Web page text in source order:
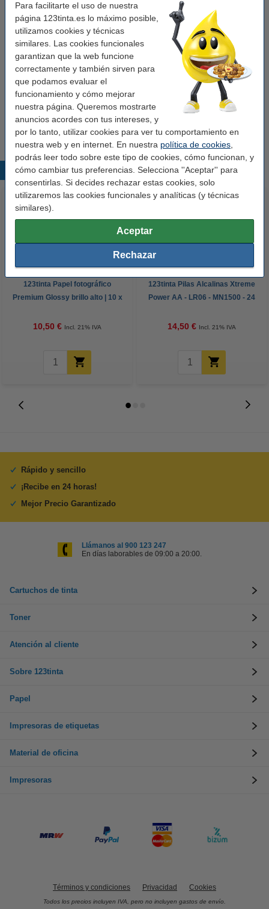
Para facilitarte el uso de nuestra
página 123tinta.es lo máximo posible,
utilizamos cookies y técnicas
similares. Las cookies funcionales
garantizan que la web funcione
correctamente y también sirven para
que podamos evaluar el
funcionamiento y cómo mejorar
nuestra página. Queremos mostrarte
anuncios acordes con tus intereses, y
por lo tanto, utilizar cookies para ver tu comportamiento en
nuestra web y en internet. En nuestra política de cookies
podrás leer todo sobre este tipo de cookies, cómo funcionan, y
cómo cambiar tus preferencias. Selecciona ''Aceptar'' para
consentirlas. Si decides rechazar estas cookies, solo
utilizaremos las cookies funcionales y analíticas (y técnicas
similares).
Aceptar
Rechazar
Ver características y descripción
En almacén externo
Precio por etiqu
0,074 €
59,50 € Comprar
Consejo
Te recomendamos que utilice estas etiquetas en lugar de las
originales.
Productos destacados
123tinta Papel fotográfico
Premium Glossy brillo alto | 10 x
10,50 € Incl. 21% IVA
123tinta Pilas Alcalinas Xtreme
Power AA - LR06 - MN1500 - 24
14,50 € Incl. 21% IVA
Rápido y sencillo
¡Recibe en 24 horas!
Mejor Precio Garantizado
Llámanos al 900 123 247
En días laborables de 09:00 a 20:00.
Cartuchos de tinta
Toner
Atención al cliente
Sobre 123tinta
Papel
Impresoras de etiquetas
Material de oficina
Impresoras
Términos y condiciones Privacidad Cookies
Todos los precios incluyen IVA, pero no incluyen gastos de envío.